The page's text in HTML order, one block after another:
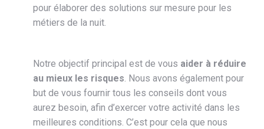
pour élaborer des solutions sur mesure pour les
métiers de la nuit.
Notre objectif principal est de vous aider à réduire
au mieux les risques. Nous avons également pour
but de vous fournir tous les conseils dont vous
aurez besoin, afin d’exercer votre activité dans les
meilleures conditions. C’est pour cela que nous